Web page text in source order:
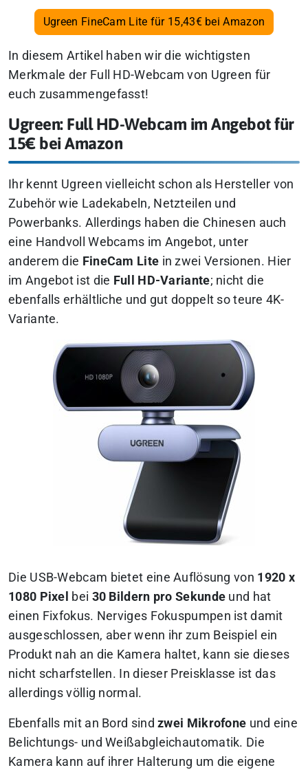
Ugreen FineCam Lite für 15,43€ bei Amazon
In diesem Artikel haben wir die wichtigsten
Merkmale der Full HD-Webcam von Ugreen für
euch zusammengefasst!
Ugreen: Full HD-Webcam im Angebot für
15€ bei Amazon
Ihr kennt Ugreen vielleicht schon als Hersteller von
Zubehör wie Ladekabeln, Netzteilen und
Powerbanks. Allerdings haben die Chinesen auch
eine Handvoll Webcams im Angebot, unter
anderem die FineCam Lite in zwei Versionen. Hier
im Angebot ist die Full HD-Variante; nicht die
ebenfalls erhältliche und gut doppelt so teure 4K-
Variante.
Die USB-Webcam bietet eine Auflösung von 1920 x
1080 Pixel bei 30 Bildern pro Sekunde und hat
einen Fixfokus. Nerviges Fokuspumpen ist damit
ausgeschlossen, aber wenn ihr zum Beispiel ein
Produkt nah an die Kamera haltet, kann sie dieses
nicht scharfstellen. In dieser Preisklasse ist das
allerdings völlig normal.
Ebenfalls mit an Bord sindzwei Mikrofone und eine
Belichtungs- und Weißabgleichautomatik. Die
Kamera kann auf ihrer Halterung um die eigene